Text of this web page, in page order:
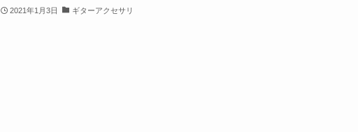
2021年1月3日 ギターアクセサリ